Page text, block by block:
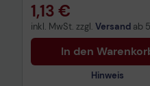
1,13 €
inkl. MwSt. zzgl. Versand ab
In den
Hinweis